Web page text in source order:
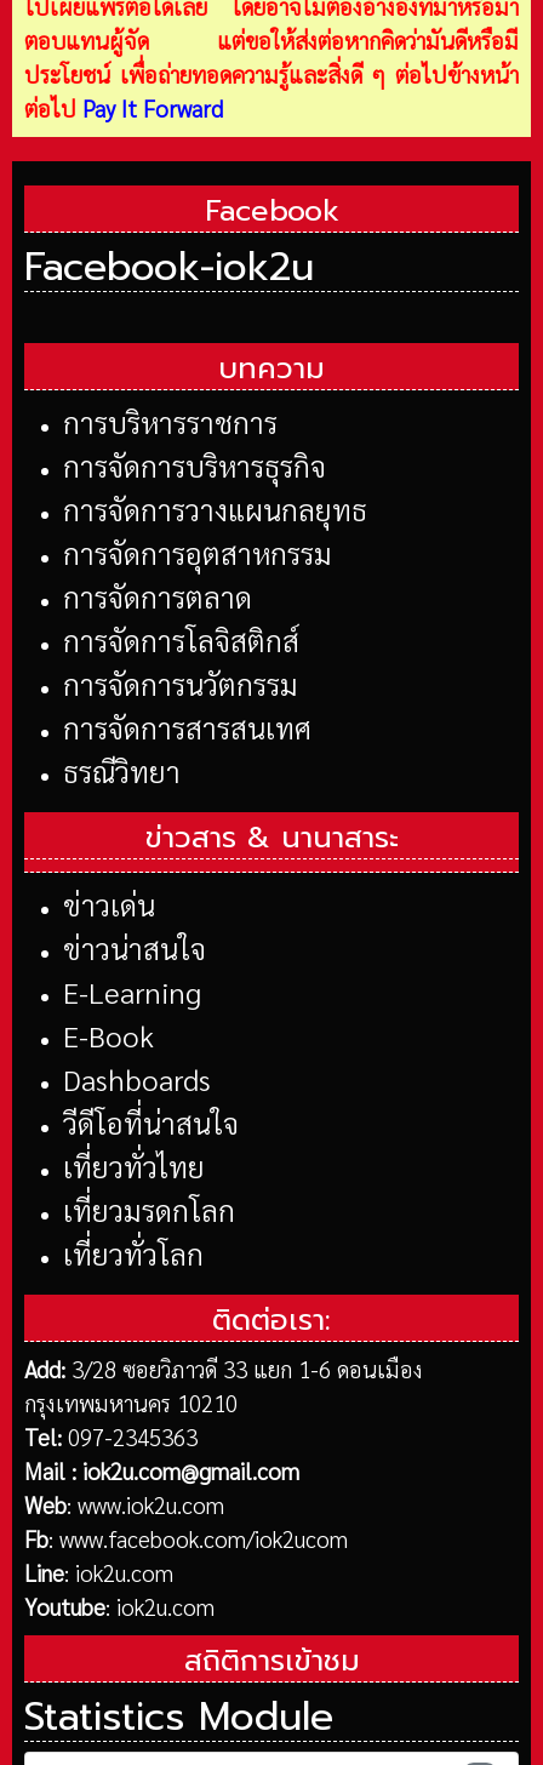
ไปเผยแพร่ต่อได้เลย โดยอาจไม่ต้องอ้างอิงที่มาหรือมา
ตอบแทนผู้จัด แต่ขอให้ส่งต่อหากคิดว่ามันดีหรือมี
ประโยชน์ เพื่อถ่ายทอดความรู้และสิ่งดี ๆ ต่อไปข้างหน้า
ต่อไป Pay It Forward
Facebook
Facebook-iok2u
บทความ
การบริหารราชการ
การจัดการบริหารธุรกิจ
การจัดการวางแผนกลยุทธ
การจัดการอุตสาหกรรม
การจัดการตลาด
การจัดการโลจิสติกส์
การจัดการนวัตกรรม
การจัดการสารสนเทศ
ธรณีวิทยา
ข่าวสาร & นานาสาระ
ข่าวเด่น
ข่าวน่าสนใจ
E-Learning
E-Book
Dashboards
วีดีโอที่น่าสนใจ
เที่ยวทั่วไทย
เที่ยวมรดกโลก
เที่ยวทั่วโลก
ติดต่อเรา:
Add: 3/28 ซอยวิภาวดี 33 แยก 1-6 ดอนเมือง
กรุงเทพมหานคร 10210
Tel: 097-2345363
Mail : iok2u.com@gmail.com
Web: www.iok2u.com
Fb: www.facebook.com/iok2ucom
Line: iok2u.com
Youtube: iok2u.com
สถิติการเข้าชม
Statistics Module